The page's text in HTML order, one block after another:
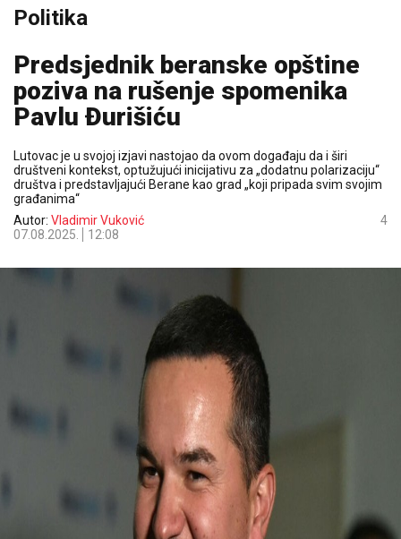
Politika
Predsjednik beranske opštine
poziva na rušenje spomenika
Pavlu Đurišiću
Lutovac je u svojoj izjavi nastojao da ovom događaju da i širi
društveni kontekst, optužujući inicijativu za „dodatnu polarizaciju“
društva i predstavljajući Berane kao grad „koji pripada svim svojim
građanima“
Autor: Vladimir Vuković
07.08.2025.
12:08
4